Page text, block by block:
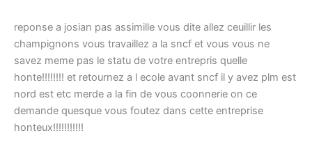
reponse a josian pas assimille vous dite allez ceuillir les
champignons vous travaillez a la sncf et vous vous ne
savez meme pas le statu de votre entrepris quelle
honte!!!!!!!! et retournez a l ecole avant sncf il y avez plm est
nord est etc merde a la fin de vous coonnerie on ce
demande quesque vous foutez dans cette entreprise
honteux!!!!!!!!!!!